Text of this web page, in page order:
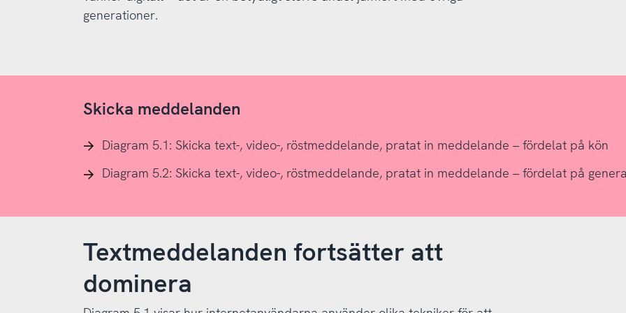
generationer.
Skicka meddelanden
Diagram 5.1: Skicka text-, video-, röstmeddelande, pratat in meddelande – fördelat på kön
Diagram 5.2: Skicka text-, video-, röstmeddelande, pratat in meddelande – fördelat på
Textmeddelanden fortsätter att
dominera